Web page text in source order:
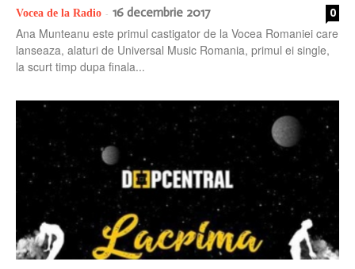
Vocea de la Radio - 16 decembrie 2017 0
Ana Munteanu este primul castigator de la Vocea Romaniei care
lanseaza, alaturi de Universal Music Romania, primul ei single,
la scurt timp dupa finala...